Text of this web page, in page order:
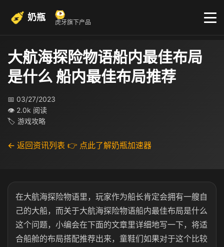
奶瓶 虎牙旗下产品
大航海探险物语船内最佳布局
是什么 船内最佳布局推荐
📅 03/27/2023
👁 2.0k 阅读
🏷 游戏攻略
← 返回资讯列表 👉 点此了解奶瓶加速器
在大航海探险物语里，玩家作为船长肯定会拥有一艘自
己的大船，而关于大航海探险物语船内最佳布局是什么
这个问题，小编会在下面的文章里详细地写一下，将适
合船舱的布局搭配推荐出来，童鞋们如果对于这个比较